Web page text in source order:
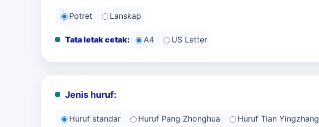
Potret Lanskap
Tata letak cetak: A4 US Letter
Jenis huruf:
Huruf standar Huruf Pang Zhonghua Huruf Tian Yingzhang